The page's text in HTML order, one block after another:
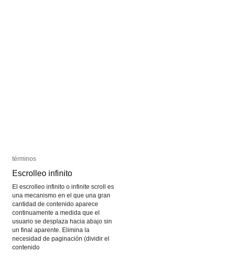
términos
Escrolleo infinito
El escrolleo infinito o infinite scroll es
una mecanismo en el que una gran
cantidad de contenido aparece
continuamente a medida que el
usuario se desplaza hacia abajo sin
un final aparente. Elimina la
necesidad de paginación (dividir el
contenido
términos
Escrolleo infinito